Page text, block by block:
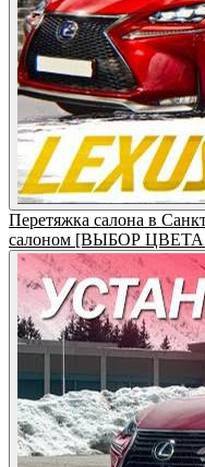
Перетяжка салона в
салоном [ВЫБОР